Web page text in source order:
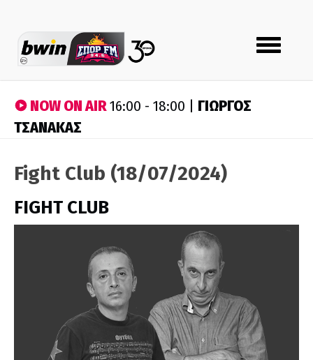
Toggle
navigation
NOW ON AIR16:00 - 18:00 | ΓΙΩΡΓΟΣ
ΤΣΑΝΑΚΑΣ
Fight Club (18/07/2024)
FIGHT CLUB